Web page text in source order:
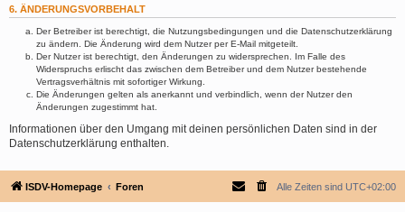
6. ÄNDERUNGSVORBEHALT
Der Betreiber ist berechtigt, die Nutzungsbedingungen und die Datenschutzerklärung
zu ändern. Die Änderung wird dem Nutzer per E-Mail mitgeteilt.
Der Nutzer ist berechtigt, den Änderungen zu widersprechen. Im Falle des
Widerspruchs erlischt das zwischen dem Betreiber und dem Nutzer bestehende
Vertragsverhältnis mit sofortiger Wirkung.
Die Änderungen gelten als anerkannt und verbindlich, wenn der Nutzer den
Änderungen zugestimmt hat.
Informationen über den Umgang mit deinen persönlichen Daten sind in der
Datenschutzerklärung enthalten.
ISDV-Homepage Foren Alle Zeiten sind UTC+02:00